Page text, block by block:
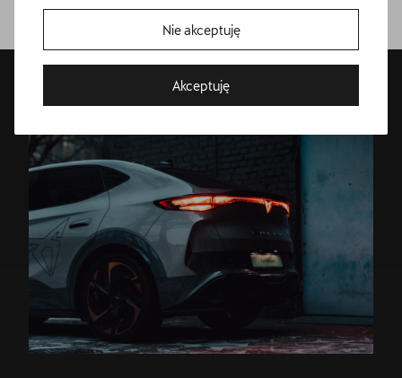
Nie akceptuję
Akceptuję